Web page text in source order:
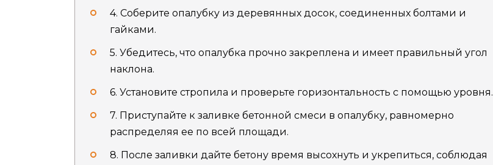
4. Соберите опалубку из деревянных досок, соединенных болтами и
гайками.
5. Убедитесь, что опалубка прочно закреплена и имеет правильный угол
наклона.
6. Установите стропила и проверьте горизонтальность с помощью уровня.
7. Приступайте к заливке бетонной смеси в опалубку, равномерно
распределяя ее по всей площади.
8. После заливки дайте бетону время высохнуть и укрепиться, соблюдая